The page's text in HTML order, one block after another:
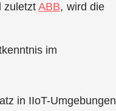
zuletztABB, wird die
im
in IIoT-Umgebungen